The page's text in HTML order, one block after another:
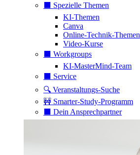
⬛️ Spezielle Themen
KI-Themen
Canva
Online-Technik-Themen
Video-Kurse
⬛️ Workgroups
KI-MasterMind-Team
⬛️ Service
🔍 Veranstaltungs-Suche
🚧 Smarter-Study-Programm
⬛️ Dein Ansprechpartner